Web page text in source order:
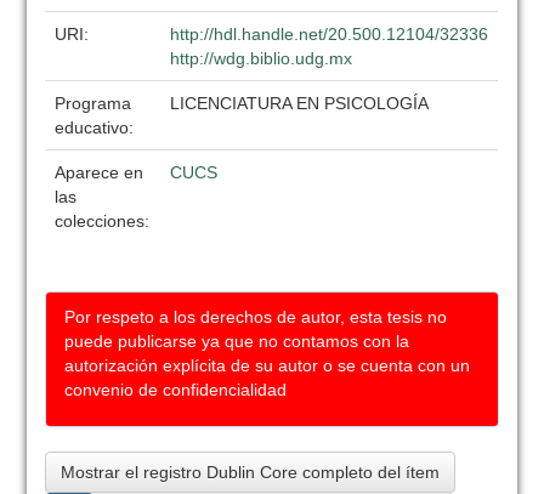
URI:
http://hdl.handle.net/20.500.12104/32336
http://wdg.biblio.udg.mx
Programa
educativo:
LICENCIATURA EN PSICOLOGÍA
Aparece en
las
colecciones:
CUCS
Por respeto a los derechos de autor, esta tesis no
puede publicarse ya que no contamos con la
autorización explícita de su autor o se cuenta con un
convenio de confidencialidad
Mostrar el registro Dublin Core completo del ítem